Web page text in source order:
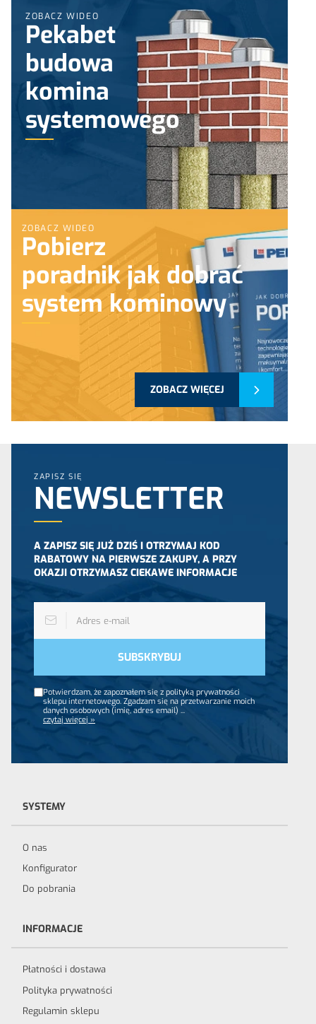
ZOBACZ WIDEO
Pekabet
budowa
komina
systemowego
ZOBACZ WIDEO
Pobierz
poradnik jak dobrać
system kominowy
ZOBACZ WIĘCEJ
SYSTEMY
O nas
Konfigurator
Do pobrania
INFORMACJE
Płatności i dostawa
Polityka prywatności
Regulamin sklepu
ZAPISZ SIĘ
NEWSLETTER
A ZAPISZ SIĘ JUŻ DZIŚ I OTRZYMAJ KOD
RABATOWY NA PIERWSZE ZAKUPY, A PRZY
OKAZJI OTRZYMASZ CIEKAWE INFORMACJE
Potwierdzam, że zapoznałem się z polityką prywatności
sklepu internetowego. Zgadzam się na przetwarzanie moich
danych osobowych (imię, adres email) ...
czytaj więcej »